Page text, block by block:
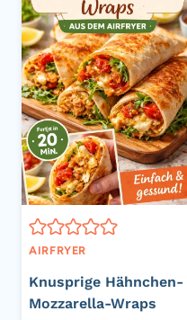
AIRFRYER
Knusprige Hähnchen-
Mozzarella-Wraps